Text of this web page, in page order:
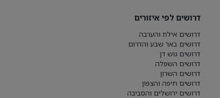
דרושים לפי איזורים
דרושים אילת והערבה
דרושים באר שבע והדרום
דרושים גוש דן
דרושים השפלה
דרושים השרון
דרושים חיפה והצפון
דרושים ירושלים והסביבה